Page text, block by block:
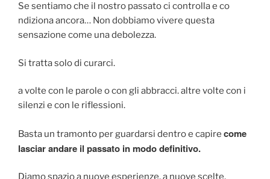
Se sentiamo che il nostro passato ci controlla e co
ndiziona ancora… Non dobbiamo vivere questa
sensazione come una debolezza.
Si tratta solo di curarci.
a volte con le parole o con gli abbracci. altre volte con i
silenzi e con le riflessioni.
Basta un tramonto per guardarsi dentro e capire come
lasciar andare il passato in modo definitivo.
Diamo spazio a nuove esperienze, a nuove scelte,